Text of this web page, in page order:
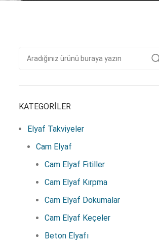
KATEGORILER
Elyaf Takviyeler
Cam Elyaf
Cam Elyaf Fitiller
Cam Elyaf Kırpma
Cam Elyaf Dokumalar
Cam Elyaf Keçeler
Beton Elyafı